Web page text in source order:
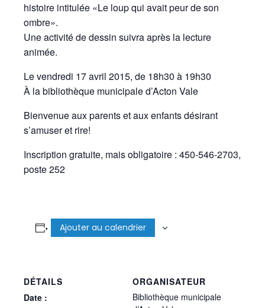
histoire intitulée «Le loup qui avait peur de son
ombre».
Une activité de dessin suivra après la lecture
animée.
Le vendredi 17 avril 2015, de 18h30 à 19h30
À la bibliothèque municipale d’Acton Vale
Bienvenue aux parents et aux enfants désirant
s’amuser et rire!
Inscription gratuite, mais obligatoire : 450-546-2703,
poste 252
Ajouter au calendrier
DÉTAILS
Date :
ORGANISATEUR
Bibliothèque municipale